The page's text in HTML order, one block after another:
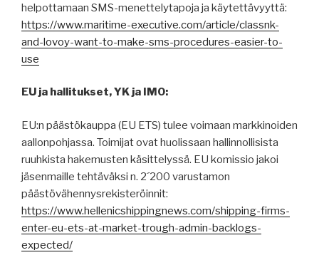
helpottamaan SMS-menettelytapoja ja käytettävyyttä:
https://www.maritime-executive.com/article/classnk-
and-lovoy-want-to-make-sms-procedures-easier-to-
use
EU ja hallitukset, YK ja IMO:
EU:n päästökauppa (EU ETS) tulee voimaan markkinoiden
aallonpohjassa. Toimijat ovat huolissaan hallinnollisista
ruuhkista hakemusten käsittelyssä. EU komissio jakoi
jäsenmaille tehtäväksi n. 2´200 varustamon
päästövähennysrekisteröinnit:
https://www.hellenicshippingnews.com/shipping-firms-
enter-eu-ets-at-market-trough-admin-backlogs-
expected/